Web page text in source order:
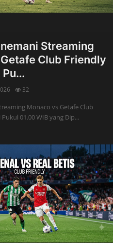
Streaming
Club Friendly
32
Monaco vs Getafe Club
01.00 WIB yang Dip...